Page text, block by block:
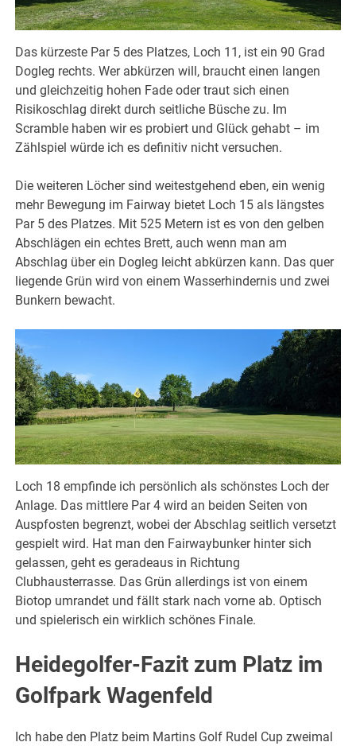
Das kürzeste Par 5 des Platzes, Loch 11, ist ein 90 Grad
Dogleg rechts. Wer abkürzen will, braucht einen langen
und gleichzeitig hohen Fade oder traut sich einen
Risikoschlag direkt durch seitliche Büsche zu. Im
Scramble haben wir es probiert und Glück gehabt – im
Zählspiel würde ich es definitiv nicht versuchen.
Die weiteren Löcher sind weitestgehend eben, ein wenig
mehr Bewegung im Fairway bietet Loch 15 als längstes
Par 5 des Platzes. Mit 525 Metern ist es von den gelben
Abschlägen ein echtes Brett, auch wenn man am
Abschlag über ein Dogleg leicht abkürzen kann. Das quer
liegende Grün wird von einem Wasserhindernis und zwei
Bunkern bewacht.
Loch 18 empfinde ich persönlich als schönstes Loch der
Anlage. Das mittlere Par 4 wird an beiden Seiten von
Auspfosten begrenzt, wobei der Abschlag seitlich versetzt
gespielt wird. Hat man den Fairwaybunker hinter sich
gelassen, geht es geradeaus in Richtung
Clubhausterrasse. Das Grün allerdings ist von einem
Biotop umrandet und fällt stark nach vorne ab. Optisch
und spielerisch ein wirklich schönes Finale.
Heidegolfer-Fazit zum Platz im
Golfpark Wagenfeld
Ich habe den Platz beim Martins Golf Rudel Cup zweimal